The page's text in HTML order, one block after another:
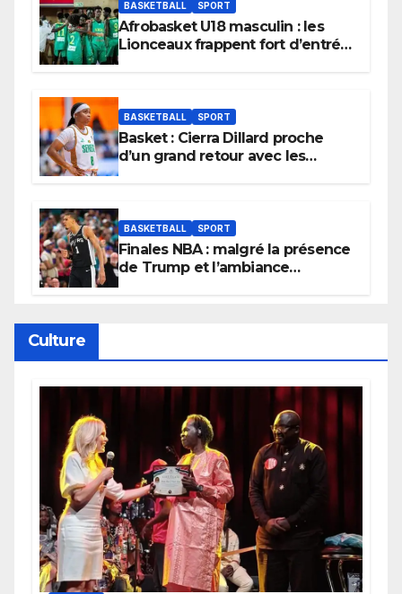
BASKETBALL SPORT
Afrobasket U18 masculin : les
Lionceaux frappent fort d’entrée
BASKETBALL SPORT
Basket : Cierra Dillard proche
d’un grand retour avec les
BASKETBALL SPORT
Finales NBA : malgré la présence
de Trump et l’ambiance
Culture